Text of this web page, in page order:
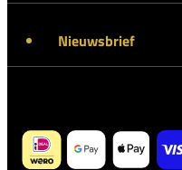
Nieuwsbrief